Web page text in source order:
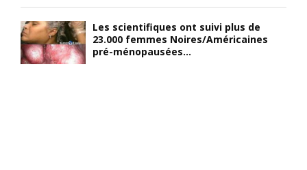
Les scientifiques ont suivi plus de
23.000 femmes Noires/Américaines
pré-ménopausées...